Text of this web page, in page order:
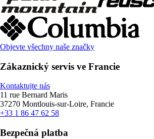
Objevte všechny naše značky
Zákaznický servis ve Francie
Kontaktujte nás
11 rue Bernard Maris
37270 Montlouis-sur-Loire, Francie
+33 1 86 47 62 58
Bezpečná platba